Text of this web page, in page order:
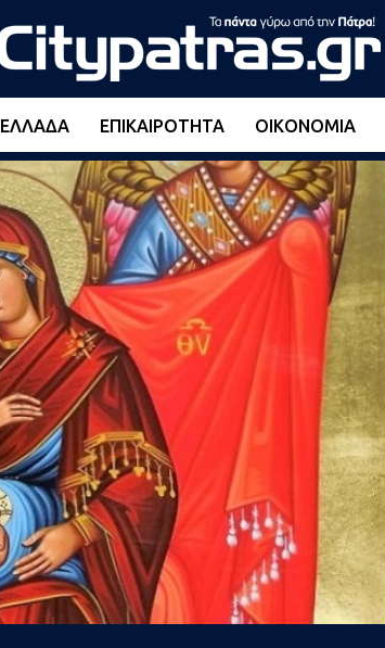
ΕΛΛΆΔΑ ΕΠΙΚΑΙΡΌΤΗΤΑ ΟΙΚΟΝΟΜΊΑ